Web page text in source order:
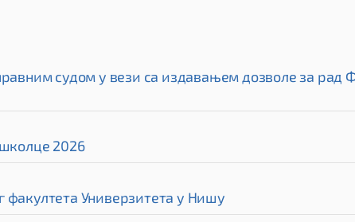
судом у вези са издавањем дозволе за рад
2026
Универзитета у Нишу